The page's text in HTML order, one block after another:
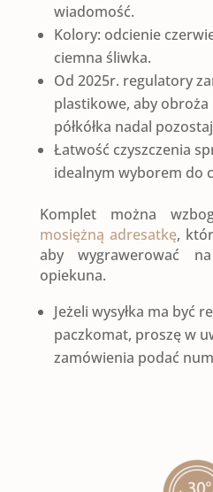
wiadomość.
Kolory: odcienie
ciemna śliwka.
Od 2025r. regulatory
plastikowe, aby obroża
półkółka nadal
Łatwość czyszczenia
idealnym wyborem do
Komplet można
mosiężną adresatkę,
aby wygrawerować
opiekuna.
Jeżeli wysyłka ma być
paczkomat, proszę w
zamówienia podać